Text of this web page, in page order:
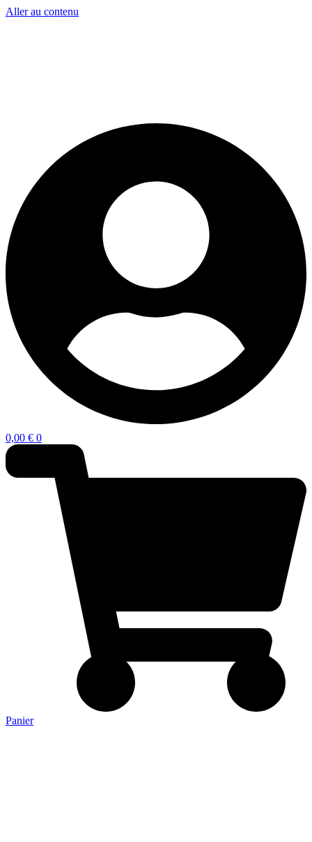
Aller au contenu
0,00 € 0
Panier